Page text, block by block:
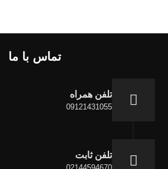
تماس با ما
تلفن همراه
09121431055
تلفن ثابت